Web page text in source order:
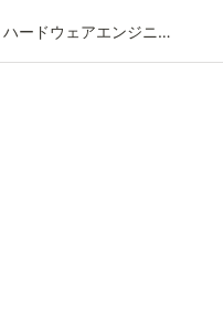
ハードウェアエンジニア 募集一覧